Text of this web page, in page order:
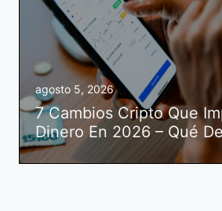
agosto 5, 2026
7 Cambios Cripto Que
Dinero En 2026 – Qué